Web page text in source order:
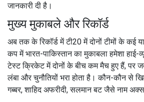
जानकारी दी है।
मुख्य मुकाबले और रिकॉर्ड
अब तक के रिकॉर्ड में टी20 में दोनों टीमों के कई
कप में भारत-पाकिस्तान का मुकाबला हमेशा हाई-
टेस्ट क्रिकेट में दोनों के बीच कम मैच हुए हैं, पर
लंबा और चुनौतियों भरा होता है। कौन-कौन से
गब्बर, शाहिद अफरीदी, सलमान बट जैसे नाम